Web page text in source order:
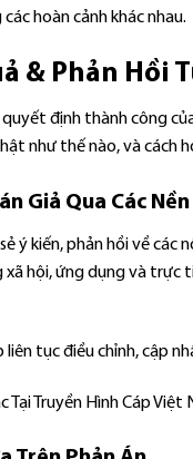
hoàn cảnh khác nhau.
& Phản Hồi
định thành công
như thế nào, và cách
Giả Qua Các
ý kiến, phản hồi về
hội, ứng dụng và trực
liên tục điều chỉnh, cập